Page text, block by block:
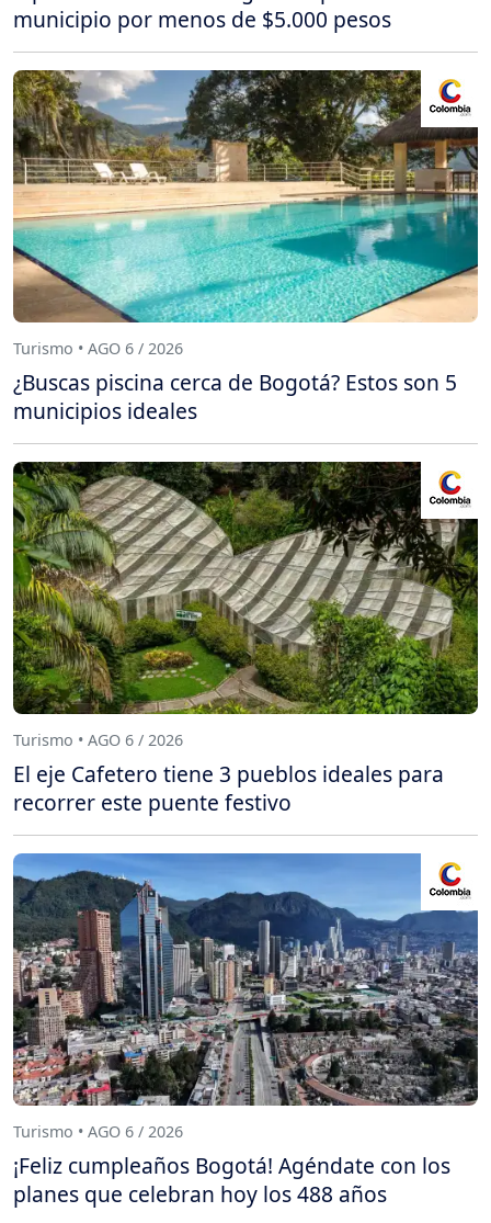
municipio por menos de $5.000 pesos
Turismo • AGO 6 / 2026
¿Buscas piscina cerca de Bogotá? Estos son 5
municipios ideales
Turismo • AGO 6 / 2026
El eje Cafetero tiene 3 pueblos ideales para
recorrer este puente festivo
Turismo • AGO 6 / 2026
¡Feliz cumpleaños Bogotá! Agéndate con los
planes que celebran hoy los 488 años